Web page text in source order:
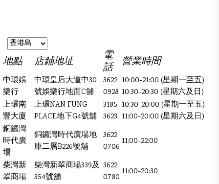
地點 店鋪地址
電
話
營業時間
中環娛
樂行
中環皇后大道中30
號娛樂行地面C舖
3622
0928
10:00-21:00 (星期一至五)
10:30-20:30 (星期六及日)
上環南
豐大廈
上環NAN FUNG
PLACE地下G4號舖
3185
3623
10:30-20:00 (星期一至五)
11:00-20:00 (星期六及日)
銅鑼灣
時代廣
場
銅鑼灣時代廣場地
庫二層B226號舖
3622
0706
11:00-22:00
柴灣新
翠商場
柴灣新翠商場339及
354號舖
3622
0780
11:00-20:30